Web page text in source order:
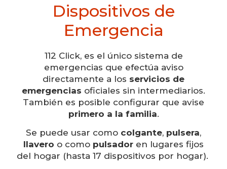
Dispositivos de
Emergencia
112 Click, es el único sistema de
emergencias que efectúa aviso
directamente a los servicios de
emergencias oficiales sin intermediarios.
También es posible configurar que avise
primero a la familia.
Se puede usar como colgante, pulsera,
llavero o como pulsador en lugares fijos
del hogar (hasta 17 dispositivos por hogar).